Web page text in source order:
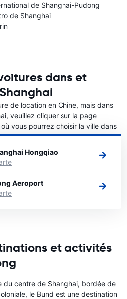
de Shanghai-Pudong
de Shanghai
dans et
de location en Chine, mais dans
veuillez cliquer sur la page
où vous pourrez choisir la ville dans
louer une voiture.
Hongqiao
Aeroport
et activités
du centre de Shanghai, bordée de
le Bund est une destination